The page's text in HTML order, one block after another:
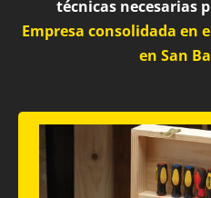
técnicas necesarias
Empresa consolidada en
en San